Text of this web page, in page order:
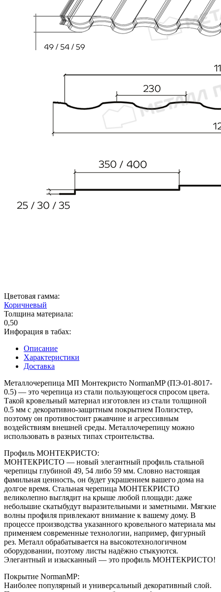
Цветовая гамма:
Коричневый
Толщина материала:
0,50
Инфорация в табах:
Описание
Характеристики
Доставка
Металлочерепица МП Монтекристо NormanMP (ПЭ-01-8017-
0.5) — это черепица из стали пользующегося спросом цвета.
Такой кровельный материал изготовлен из стали толщиной
0.5 мм с декоративно-защитным покрытием Полиэстер,
поэтому он противостоит ржавчине и агрессивным
воздействиям внешней среды. Металлочерепицу можно
использовать в разных типах строительства.
Профиль МОНТЕКРИСТО:
МОНТЕКРИСТО ― новый элегантный профиль стальной
черепицы глубиной 49, 54 либо 59 мм. Словно настоящая
фамильная ценность, он будет украшением вашего дома на
долгое время. Стальная черепица МОНТЕКРИСТО
великолепно выглядит на крыше любой площади: даже
небольшие скатыбудут выразительными и заметными. Мягкие
волны профиля привлекают внимание к вашему дому. В
процессе производства указанного кровельного материала мы
применяем современные технологии, например, фигурный
рез. Металл обрабатывается на высокотехнологичном
оборудовании, поэтому листы надёжно стыкуются.
Элегантный и изысканный ― это профиль МОНТЕКРИСТО!
Покрытие NormanMP:
Наиболее популярный и универсальный декоративный слой.